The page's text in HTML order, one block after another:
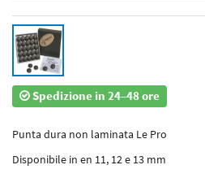
Spedizione in 24–48 ore
Punta dura non laminata Le Pro
Disponibile in en 11, 12 e 13 mm